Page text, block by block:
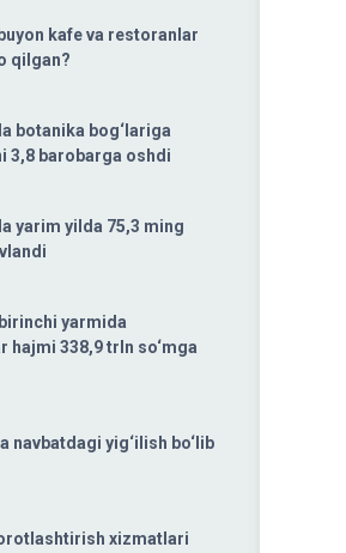
kafe va restoranlar
qilgan?
botanika bog‘lariga
3,8 barobarga oshdi
yarim yilda 75,3 ming
yarmida
hajmi 338,9 trln so‘mga
navbatdagi yig‘ilish bo‘lib
xizmatlari